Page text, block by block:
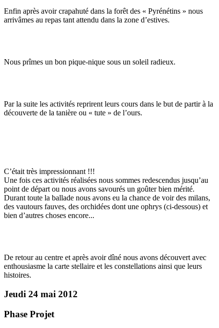
Enfin après avoir crapahuté dans la forêt des « Pyrénétins » nous
arrivâmes au repas tant attendu dans la zone d’estives.
Nous prîmes un bon pique-nique sous un soleil radieux.
Par la suite les activités reprirent leurs cours dans le but de partir à la
découverte de la tanière ou « tute » de l’ours.
C’était très impressionnant !!!
Une fois ces activités réalisées nous sommes redescendus jusqu’au
point de départ ou nous avons savourés un goûter bien mérité.
Durant toute la ballade nous avons eu la chance de voir des milans,
des vautours fauves, des orchidées dont une ophrys (ci-dessous) et
bien d’autres choses encore...
De retour au centre et après avoir dîné nous avons découvert avec
enthousiasme la carte stellaire et les constellations ainsi que leurs
histoires.
Jeudi 24 mai 2012
Phase Projet